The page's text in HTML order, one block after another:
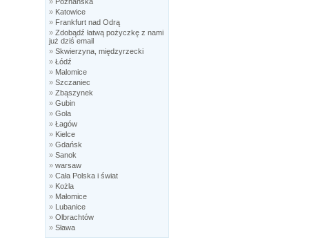
» Katowice
» Frankfurt nad Odrą
» Zdobądź łatwą pożyczkę z nami
już dziś email
» Skwierzyna, międzyrzecki
» Łódź
» Malomice
» Szczaniec
» Zbąszynek
» Gubin
» Gola
» Łagów
» Kielce
» Gdańsk
» Sanok
» warsaw
» Cała Polska i świat
» Kożla
» Małomice
» Lubanice
» Olbrachtów
» Sława